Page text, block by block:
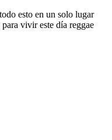
esto en un solo lugar
vivir este día reggae